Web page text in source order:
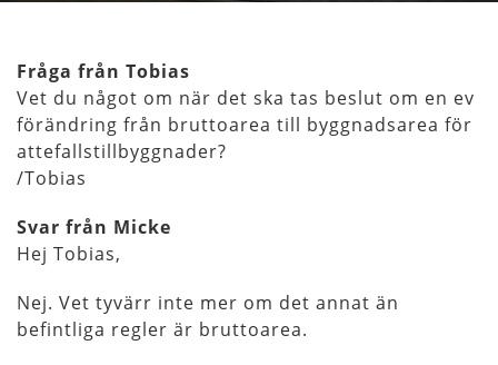
Fråga från Tobias
Vet du något om när det ska tas beslut om en ev
förändring från bruttoarea till byggnadsarea för
attefallstillbyggnader?
/Tobias
Svar från Micke
Hej Tobias,
Nej. Vet tyvärr inte mer om det annat än
befintliga regler är bruttoarea.